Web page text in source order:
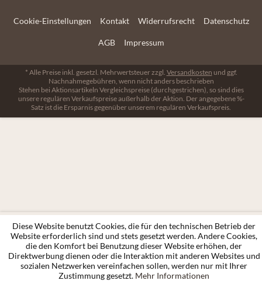
Cookie-Einstellungen Kontakt Widerrufsrecht Datenschutz
AGB Impressum
* Alle Preise inkl. gesetzl. Mehrwertsteuer zzgl. Versandkosten und ggf.
Nachnahmegebühren, wenn nicht anders beschrieben
Stehen bei Aktionsartikeln Vergleichspreise (durchgestrichen), so sind dies
unsere regulären Verkaufspreise außerhalb der Aktion. Der angegebene %-
Satz ist die Ersparnis gegenüber unserem regulären Verkaufspreis.
Diese Website benutzt Cookies, die für den technischen Betrieb der
Website erforderlich sind und stets gesetzt werden. Andere Cookies,
die den Komfort bei Benutzung dieser Website erhöhen, der
Direktwerbung dienen oder die Interaktion mit anderen Websites und
sozialen Netzwerken vereinfachen sollen, werden nur mit Ihrer
Zustimmung gesetzt. Mehr Informationen